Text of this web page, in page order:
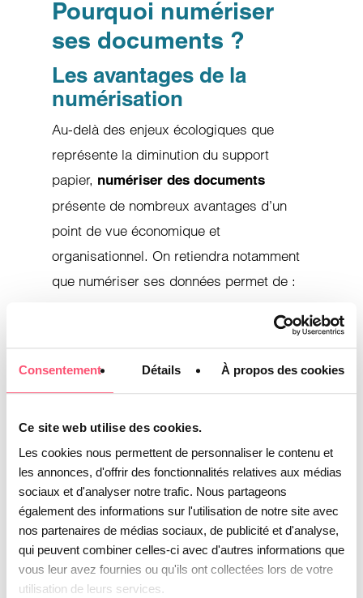
Consentement Détails À propos des cookies
Ce site web utilise des cookies.
Les cookies nous permettent de personnaliser le contenu et
les annonces, d'offrir des fonctionnalités relatives aux médias
sociaux et d'analyser notre trafic. Nous partageons
également des informations sur l'utilisation de notre site avec
nos partenaires de médias sociaux, de publicité et d'analyse,
qui peuvent combiner celles-ci avec d'autres informations que
vous leur avez fournies ou qu'ils ont collectées lors de votre
utilisation de leurs services.
Pourquoi numériser
ses documents ?
Les avantages de la
numérisation
Au-delà des enjeux écologiques que
représente la diminution du support
papier, numériser des documents
présente de nombreux avantages d’un
point de vue économique et
organisationnel. On retiendra notamment
que numériser ses données permet de :
Choisir les formats d’enregistrement
les plus adaptés selon les besoins de
diffusion et d’exploitation ;
une tâche fastidieuse et chronophage
qui peut nécessiter des compétences
spécifiques ;
Simplifier et accélérer les échanges
de fichiers ;
Réduire le temps de production, de
traitement et d’archivage ;